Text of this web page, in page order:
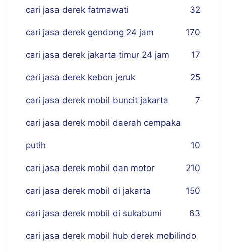
cari jasa derek fatmawati 32
cari jasa derek gendong 24 jam 170
cari jasa derek jakarta timur 24 jam 17
cari jasa derek kebon jeruk 25
cari jasa derek mobil buncit jakarta 7
cari jasa derek mobil daerah cempaka
putih 10
cari jasa derek mobil dan motor 210
cari jasa derek mobil di jakarta 150
cari jasa derek mobil di sukabumi 63
cari jasa derek mobil hub derek mobilindo